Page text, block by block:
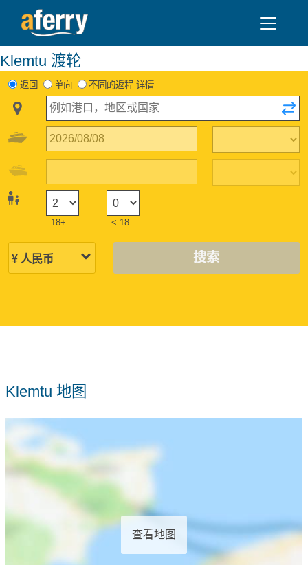
Klemtu 渡轮
返回 单向 不同的返程 详情
18+ < 18
搜索
Klemtu 地图
查看地图